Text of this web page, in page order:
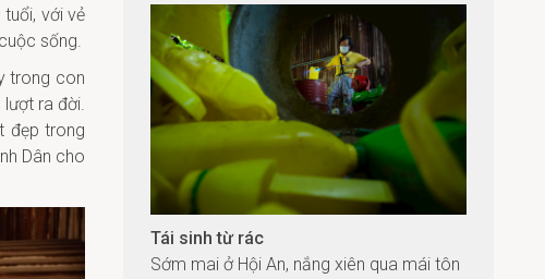
với vẻ
sống.
trong con
lượt ra đời.
đẹp trong
Dân cho
Tái sinh từ rác
Sớm mai ở Hội An, nắng xiên qua mái tôn